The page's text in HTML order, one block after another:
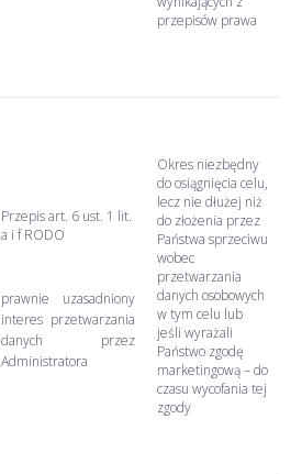
przepisów prawa
Przepis art. 6 ust. 1 lit.
a i f RODO
prawnie uzasadniony
interes przetwarzania
danych przez
Administratora
Okres niezbędny
do osiągnięcia celu,
lecz nie dłużej niż
do złożenia przez
Państwa sprzeciwu
wobec
przetwarzania
danych osobowych
w tym celu lub
jeśli wyrażali
Państwo zgodę
marketingową – do
czasu wycofania tej
zgody